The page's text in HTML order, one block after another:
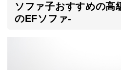
ソファ子おすすめの高
のEFソファ-